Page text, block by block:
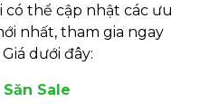
có thể cập nhật các ưu
nhất, tham gia ngay
dưới đây:
Sale